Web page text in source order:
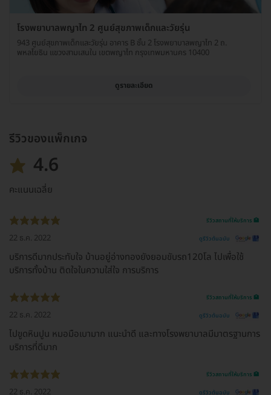
โรงพยาบาลพญาไท 2 ศูนย์สุขภาพเด็กและวัยรุ่น
943 ศูนย์สุขภาพเด็กและวัยรุ่น อาคาร B ชั้น 2 โรงพยาบาลพญาไท 2 ถ.
พหลโยธิน แขวงสามเสนใน เขตพญาไท กรุงเทพมหานคร 10400
ดูรายละเอียด
รีวิวของแพ็กเกจ
4.6
คะแนนเฉลี่ย
รีวิวสถานที่ให้บริการ 🏥
22 ธ.ค. 2022 ดูรีวิวต้นฉบับ
บริการดีมากประทับใจ บ้านอยู่อ่างทองยังยอมขับรถ120โล ไปเพื่อใช้
บริการทั้งบ้าน ติดใจในความใส่ใจ การบริการ
รีวิวสถานที่ให้บริการ 🏥
22 ธ.ค. 2022 ดูรีวิวต้นฉบับ
ไปขูดหินปูน หมอมือเบามาก แนะนำดี และทางโรงพยาบาลมีมาตรฐานการ
บริการที่ดีมาก
รีวิวสถานที่ให้บริการ 🏥
22 ธ.ค. 2022 ดูรีวิวต้นฉบับ